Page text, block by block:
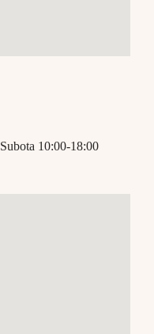
10:00-18:00